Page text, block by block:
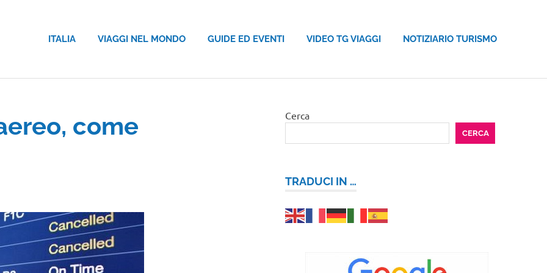
ITALIA VIAGGI NEL MONDO GUIDE ED EVENTI VIDEO TG VIAGGI NOTIZIARIO TURISMO
come
Cerca
CERCA
TRADUCI IN …